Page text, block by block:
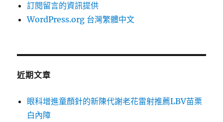
訂閱留言的資訊提供
WordPress.org 台灣繁體中文
近期文章
眼科增進童顏針的新陳代謝老花雷射推薦LBV苗栗
白內障